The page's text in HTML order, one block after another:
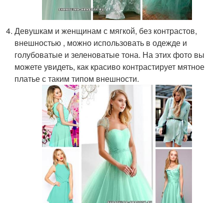
Девушкам и женщинам с мягкой, без контрастов,
внешностью , можно использовать в одежде и
голубоватые и зеленоватые тона. На этих фото вы
можете увидеть, как красиво контрастирует мятное
платье с таким типом внешности.